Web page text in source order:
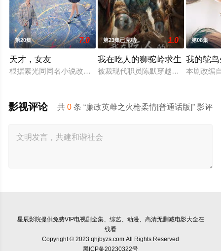
第20集 7.0
天才，女友
根据素光同同名小说改编。江逾白长大以后，林知夏忽然对他说
第23集已完结 1.0
我在吃人的狮驼岭求生
被裁现代职员陈默穿越成狮驼岭小妖
第08集
我的鸵
本剧改编
共0 条 “廉政英雌之火枪柔情[普通话版]” 影评
影视评论
星辰影院提供免费VIP电视剧全集、综艺、动漫、高清无删减电影大全在
线看
Copyright © 2023 qhjbyzs.com All Rights Reserved
黑ICP备20230322号